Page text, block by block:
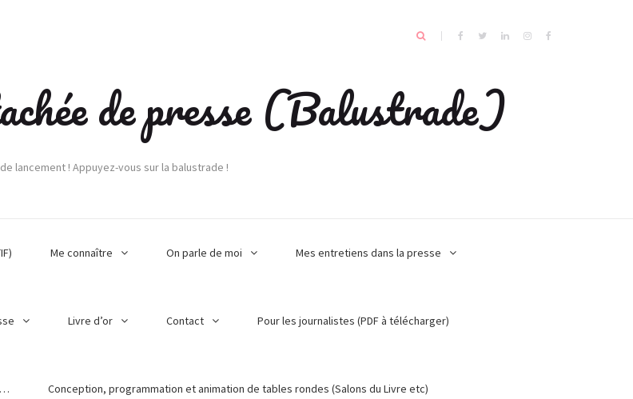
de presse (Balustrade)
lancement ! Appuyez-vous sur la balustrade !
Me connaître On parle de moi Mes entretiens dans la presse
Livre d’or Contact Pour les journalistes (PDF à télécharger)
Conception, programmation et animation de tables rondes (Salons du Livre etc)